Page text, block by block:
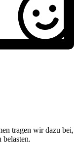
tragen wir dazu bei,